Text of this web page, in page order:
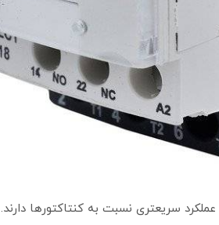
سریعتری نسبت به کنتاکتورها دارند.